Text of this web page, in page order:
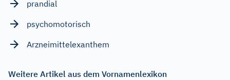
prandial
psychomotorisch
Arzneimittelexanthem
Weitere Artikel aus dem Vornamenlexikon